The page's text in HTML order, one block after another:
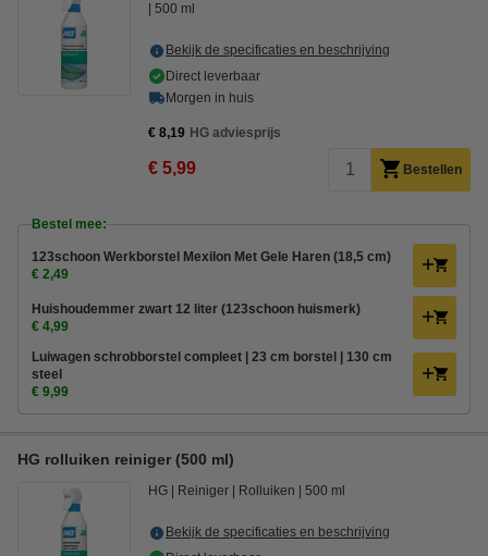
500 ml
Bekijk de specificaties en beschrijving
Direct leverbaar
Morgen in huis
€ 8,19 HG adviesprijs
€ 5,99 Bestellen
Bestel mee:
123schoon Werkborstel Mexilon Met Gele Haren (18,5 cm)
€ 2,49
Huishoudemmer zwart 12 liter (123schoon huismerk)
€ 4,99
Luiwagen schrobborstel compleet | 23 cm borstel | 130 cm
steel
€ 9,99
HG rolluiken reiniger (500 ml)
HG Reiniger Rolluiken 500 ml
Bekijk de specificaties en beschrijving